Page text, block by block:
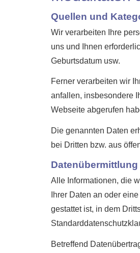
Quellen und
Wir verarbeiten Ihre
uns und Ihnen
Geburts­datum usw.
Ferner verarbeiten wir
anfallen, insbesondere
Webseite abgerufen
Die genannten Daten
bei Dritten bzw. aus
Alle Informationen, die
Ihrer Daten an oder
gestattet ist, in dem
Betreffend